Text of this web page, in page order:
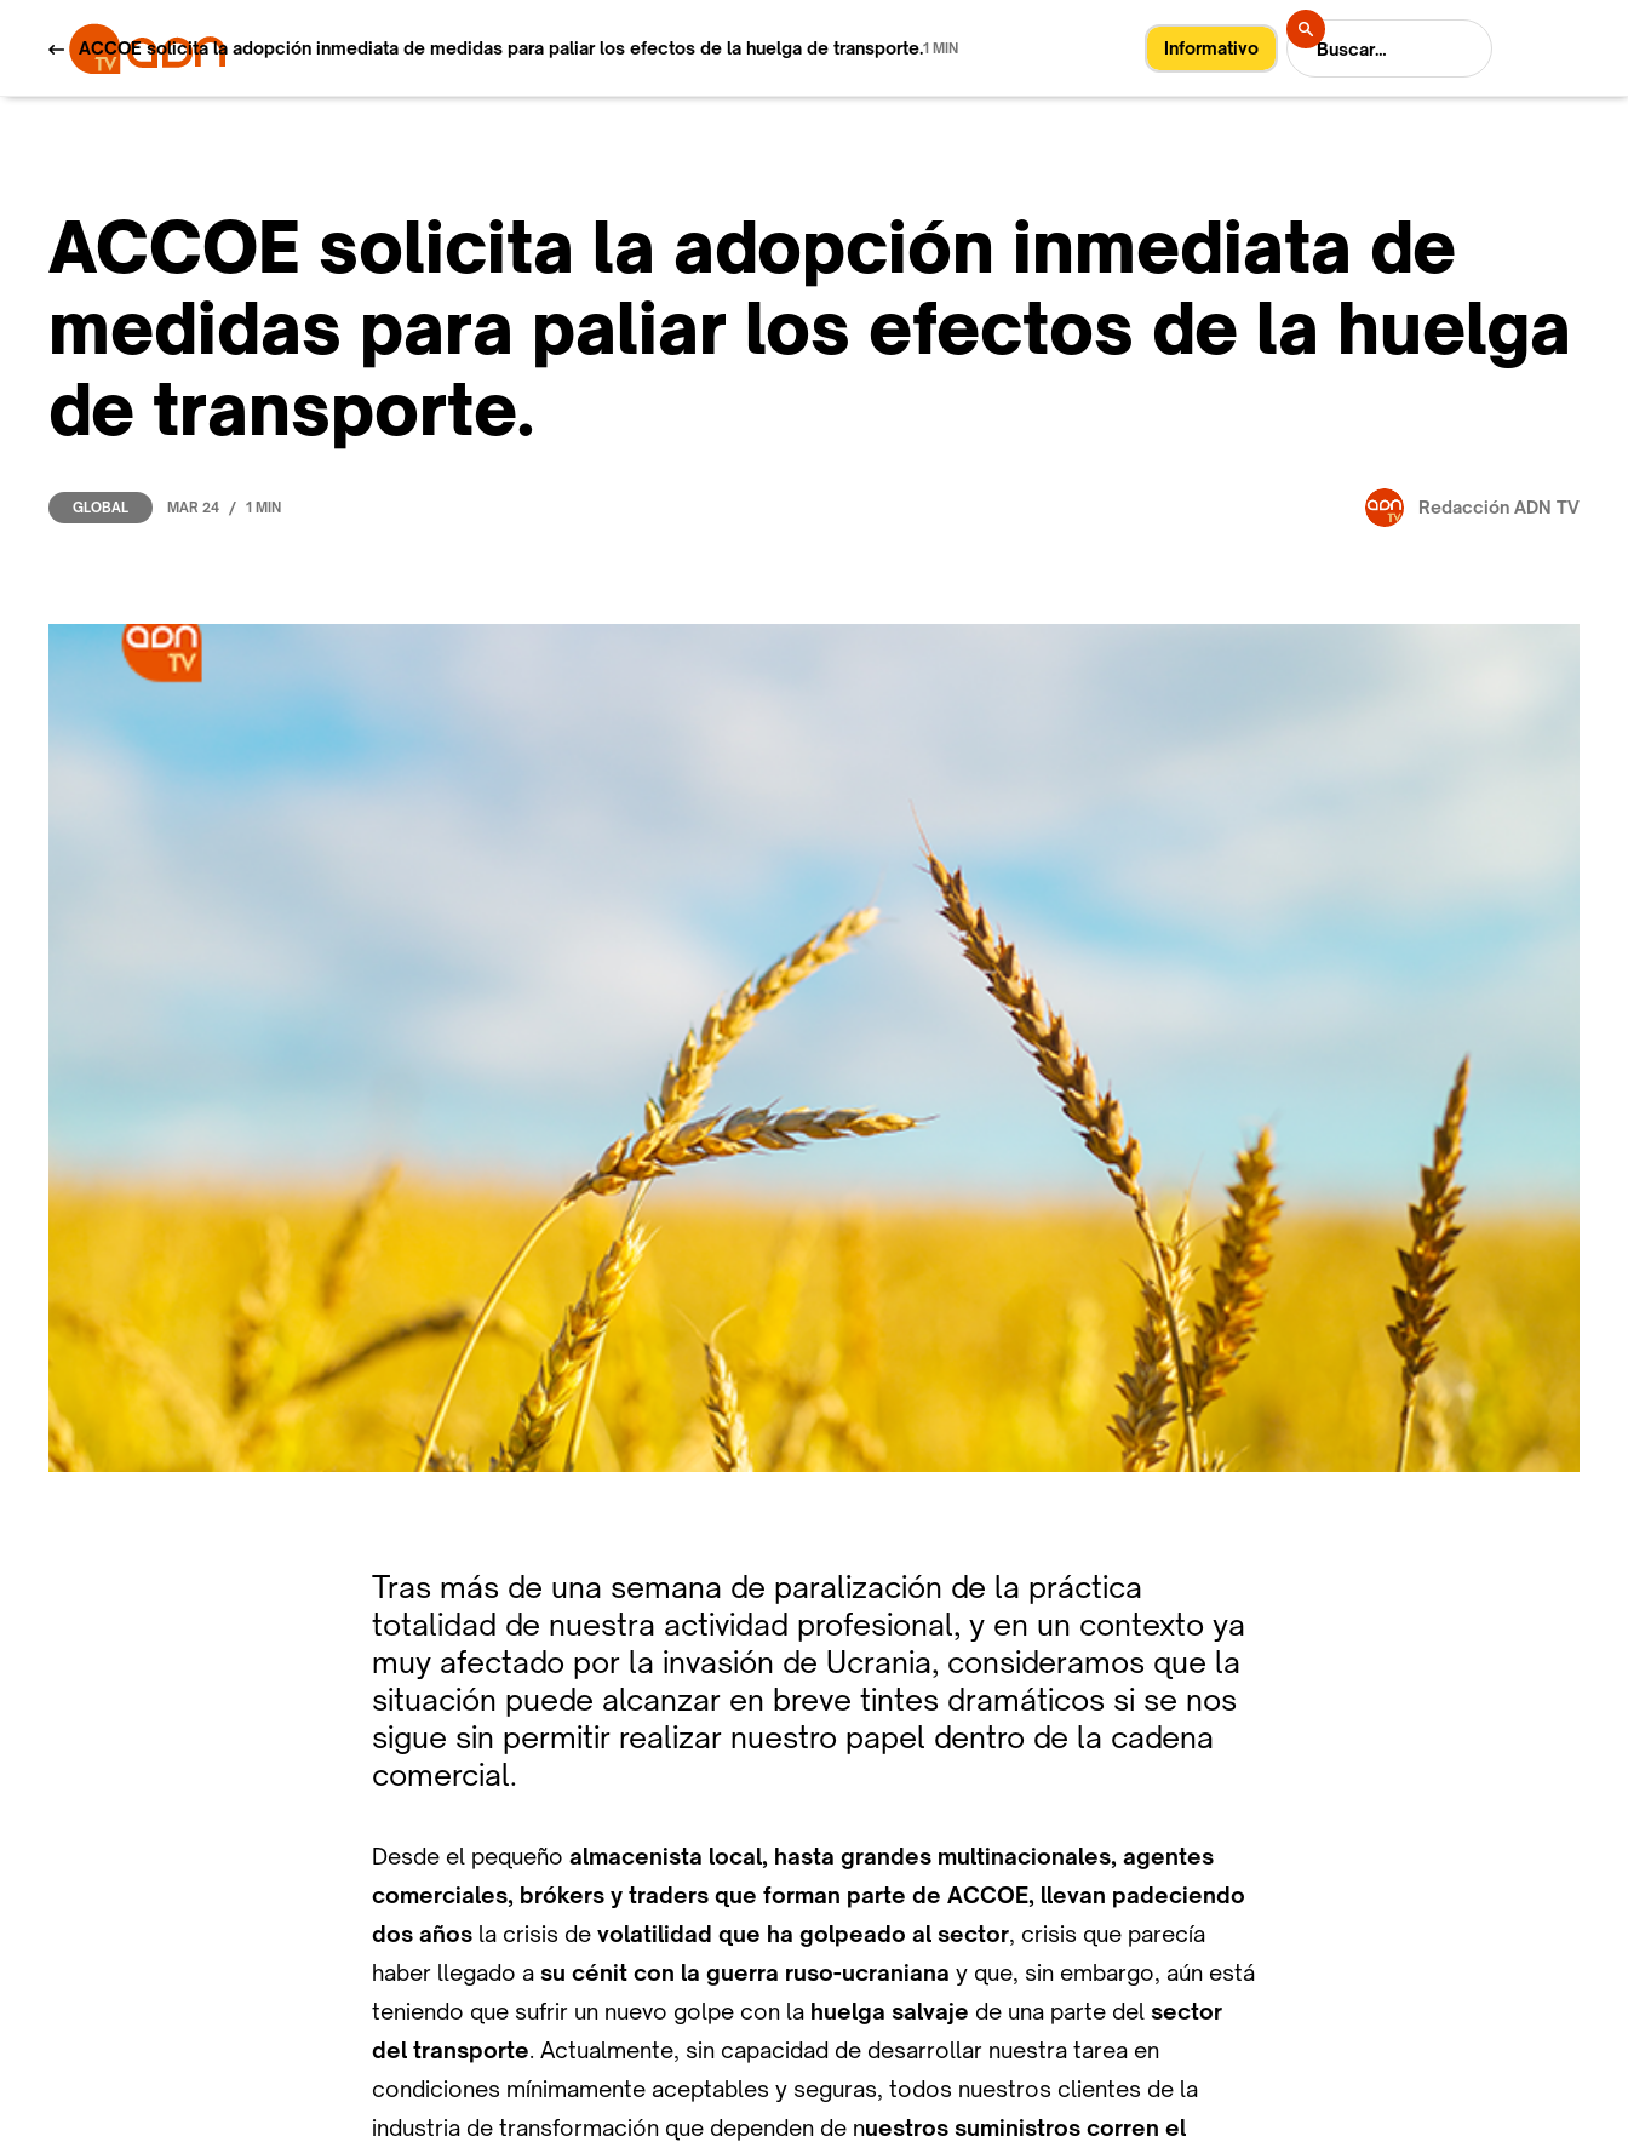
Informativo
ACCOE solicita la adopción inmediata de medidas para paliar los efectos de la huelga de transporte.1 MIN
ACCOE solicita la adopción inmediata de
medidas para paliar los efectos de la huelga
de transporte.
GLOBAL MAR 24 / 1 MIN Redacción ADN TV
Tras más de una semana de paralización de la práctica
totalidad de nuestra actividad profesional, y en un contexto ya
muy afectado por la invasión de Ucrania, consideramos que la
situación puede alcanzar en breve tintes dramáticos si se nos
sigue sin permitir realizar nuestro papel dentro de la cadena
comercial.
Desde el pequeño almacenista local, hasta grandes multinacionales, agentes
comerciales, brókers y traders que forman parte de ACCOE, llevan padeciendo
dos años la crisis de volatilidad que ha golpeado al sector, crisis que parecía
haber llegado a su cénit con la guerra ruso-ucraniana y que, sin embargo, aún está
teniendo que sufrir un nuevo golpe con la huelga salvaje de una parte del sector
del transporte. Actualmente, sin capacidad de desarrollar nuestra tarea en
condiciones mínimamente aceptables y seguras, todos nuestros clientes de la
industria de transformación que dependen de nuestros suministros corren el